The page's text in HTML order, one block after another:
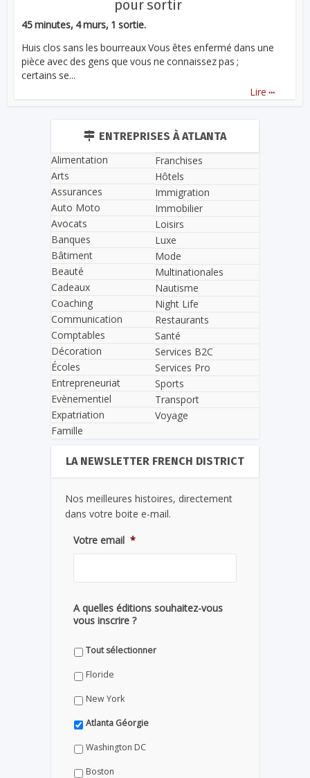
pour sortir
45 minutes, 4 murs, 1 sortie.
Huis clos sans les bourreaux Vous êtes enfermé dans une
pièce avec des gens que vous ne connaissez pas ;
certains se...
Lire ...
ENTREPRISES À ATLANTA
Alimentation
Arts
Assurances
Auto Moto
Avocats
Banques
Bâtiment
Beauté
Cadeaux
Coaching
Communication
Comptables
Décoration
Écoles
Entrepreneuriat
Evènementiel
Expatriation
Famille
Franchises
Hôtels
Immigration
Immobilier
Loisirs
Luxe
Mode
Multinationales
Nautisme
Night Life
Restaurants
Santé
Services B2C
Services Pro
Sports
Transport
Voyage
LA NEWSLETTER FRENCH DISTRICT
Nos meilleures histoires, directement
dans votre boite e-mail.
Votre email *
A quelles éditions souhaitez-vous
vous inscrire ?
Tout sélectionner
Floride
New York
Atlanta Géorgie
Washington DC
Boston